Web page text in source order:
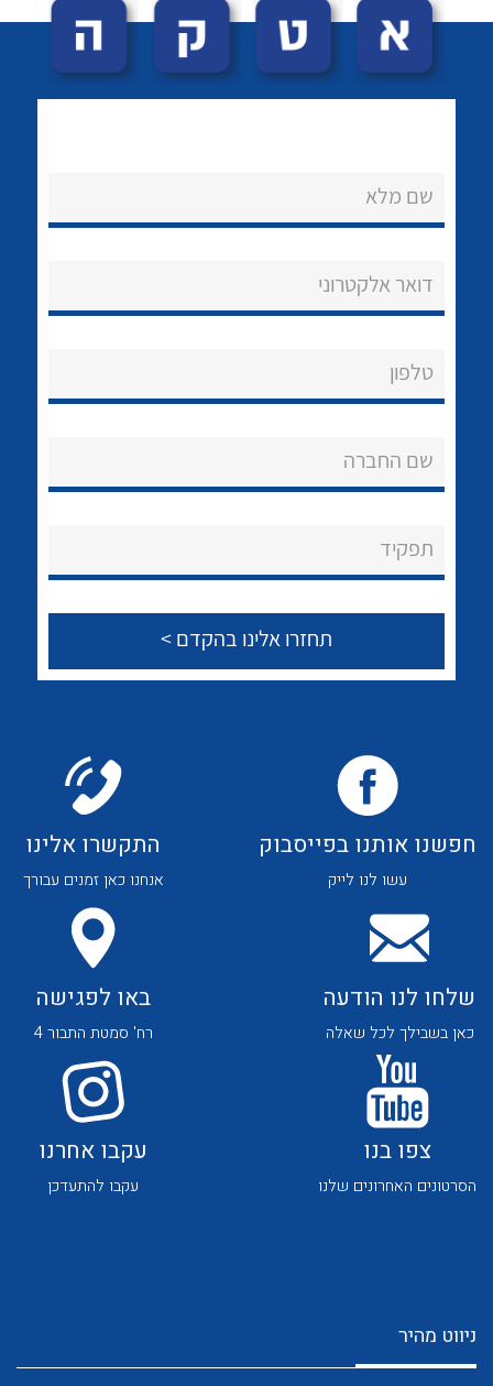
הצוות שלנו
שירותי תמיכה
לכל מוצרי היצרן לכל מוצרי היצרן
לכל מוצרי היצרן לכל מוצרי היצרן
לכל מוצרי היצרן לכל מוצרי היצרן
שם מלא
דואר אלקטרוני
טלפון
שם החברה
תפקיד
חפשנו אותנו בפייסבוק
עשו לנו לייק
התקשרו אלינו
אנחנו כאן זמנים עבורך
שלחו לנו הודעה
כאן בשבילך לכל שאלה
באו לפגישה
רח' סמטת התבור 4
צפו בנו
הסרטונים האחרונים שלנו
עקבו אחרנו
עקבו להתעדכן
ניווט מהיר